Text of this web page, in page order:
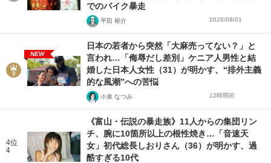
でのバイク暴走
平田 裕介 2026/08/01
NEW
日本の若者から突然「大麻売ってない？」と
言われ…「侮辱だし差別」ケニア人男性と結
婚した日本人女性（31）が明かす、“排外主義
的な風潮”への苦悩
小泉 なつみ 12時間前
4位
4
《富山・伝説の暴走族》11人からの集団リン
チ、腕に10箇所以上の根性焼き…「音速天
女」初代総長しおりさん（36）が明かす、過
酷すぎる10代